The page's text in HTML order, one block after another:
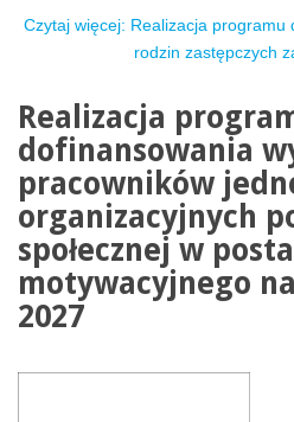
Czytaj więcej: Realizacja programu
rodzin zastępczych
Realizacja
dofinansowania
pracowników
organizacyjnych
społecznej w
motywacyjnego
2027